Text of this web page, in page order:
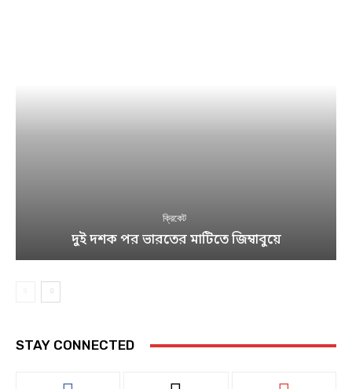
ক্রিকেট
দুই দশক পর ভারতের মাটিতে জিম্বাবুয়ে
STAY CONNECTED